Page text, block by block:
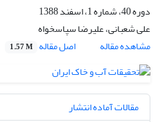
دوره 40، شماره 1، اسفند 1388
علی شعبانی، علیرضا سپاسخواه
مشاهده مقاله
اصل مقاله 1.57 M
مقالات آماده انتشار